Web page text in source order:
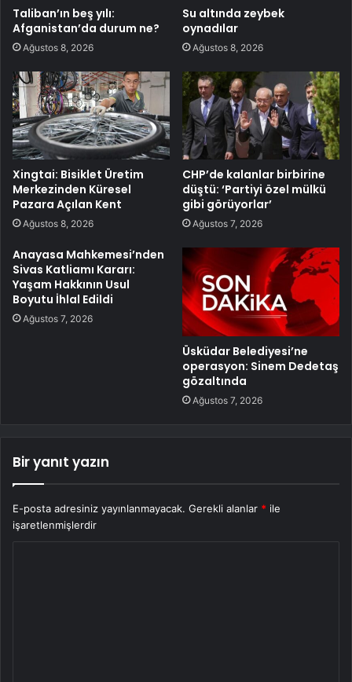
Taliban’ın beş yılı:
Afganistan’da durum ne?
Ağustos 8, 2026
Su altında zeybek
oynadılar
Ağustos 8, 2026
Xingtai: Bisiklet Üretim
Merkezinden Küresel
Pazara Açılan Kent
Ağustos 8, 2026
CHP’de kalanlar birbirine
düştü: ‘Partiyi özel mülkü
gibi görüyorlar’
Ağustos 7, 2026
Anayasa Mahkemesi’nden
Sivas Katliamı Kararı:
Yaşam Hakkının Usul
Boyutu İhlal Edildi
Ağustos 7, 2026
Üsküdar Belediyesi’ne
operasyon: Sinem Dedetaş
gözaltında
Ağustos 7, 2026
Bir yanıt yazın
E-posta adresiniz yayınlanmayacak. Gerekli alanlar * ile
işaretlenmişlerdir